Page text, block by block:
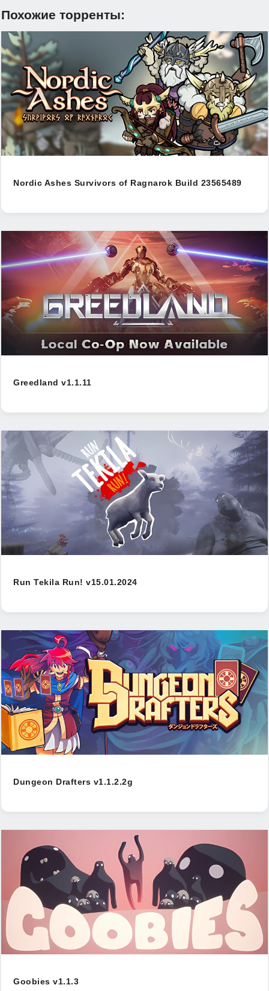
Похожие торренты:
Nordic Ashes Survivors of Ragnarok Build 23565489
Greedland v1.1.11
Run Tekila Run! v15.01.2024
Dungeon Drafters v1.1.2.2g
Goobies v1.1.3